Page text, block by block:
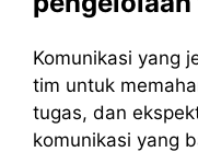
Komunikasi yang
tim untuk
tugas, dan
komunikasi yang